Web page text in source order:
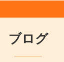
ブログ